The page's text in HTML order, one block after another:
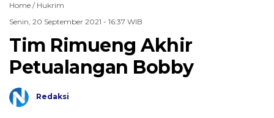
Home / Hukrim
Senin, 20 September 2021 - 16:37 WIB
Tim Rimueng Akhir
Petualangan Bobby
Redaksi